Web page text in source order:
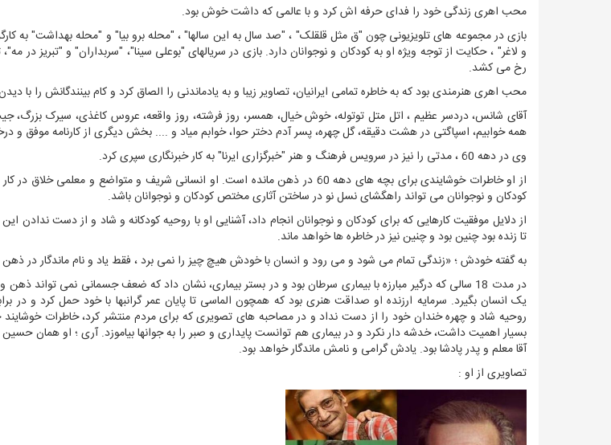
محب اهری زندگی خود را فدای حرفه اش کرد و با عالمی که داشت خوش بود.
بازی در مجموعه های تلویزیونی چون "ق مثل قلقلک" ، "صد سال به این سالها" ، "محله برو بیا" و "محله بهداشت" به
و لاغر" ، حکایت از توجه ویژه او به کودکان و نوجوانان دارد. بازی در سریالهای "بوعلی سینا"، "سربداران" و "تبریز در
رخ می کشد.
محب اهری هنرمندی بود که به خاطره تمامی ایرانیان، تصاویر زیبا و به یادماندنی را الصاق کرد و کام بینندگانش را با
آقای شانس، دردسر عظیم ، اتل متل توتوله، خوش خیال، همسر، روز فرشته، روز واقعه، عروس کاغذی، سیرک بزرگ،
همه خوابیم، اسپاگتی در هشت دقیقه، گل چهره، پسر آدم دختر حوا، خوابم میاد و .... بخش دیگری از کارنامه موفق و
وی در دهه 60 ، مدتی را نیز در سرویس فرهنگ و هنر "خبرگزاری ایرنا" به کار خبرنگاری سپری کرد.
از او خاطرات خوشایندی برای بچه های دهه 60 در ذهن مانده است. او انسانی شریف و متواضع و
کودکان و نوجوانان می تواند راهگشای نسل نو در ساختن آثاری مختص کودکان و نوجوانان باشد.
از دلایل موفقیت کارهایی که برای کودکان و نوجوانان انجام داد، آشنایی او با روحیه کودکانه و شاد و از دست ندادن
تا زنده بود چنین بود و چنین نیز در خاطره ها خواهد ماند.
به گفته خودش ؛ «زندگی تمام می شود و می رود و انسان با خودش هیچ چیز را نمی برد ، فقط یاد و نام ماندگار در
در مدت 18 سالی که درگیر مبارزه با بیماری سرطان بود و در بستر بیماری، نشان داد که ضعف جسمانی نمی تواند
یک انسان بگیرد. سرمایه ارزنده او صداقت هنری بود که همچون الماسی تا پایان عمر گرانبها با خود حمل کرد و در
بسیار اهمیت داشت، خدشه دار نکرد و در بیماری هم توانست پایداری و صبر را به جوانها بیاموزد. آری ؛ او همان
آقا معلم و پدر پادشا بود. یادش گرامی و نامش ماندگار خواهد بود.
تصاویری از او :